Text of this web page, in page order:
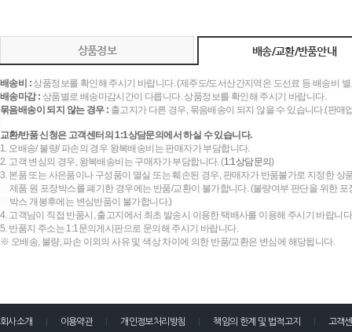
상품정보 배송/교환/반품안내
배송비 :상품정보를 확인해 주시기 바랍니다. (제주도/도서산간지역은 도선료 등 배송비
배송마감 : 상품별로 배송마감시간이 다릅니다. 상품정보를 확인해 주시기 바랍니다.
묶음배송이 되지 않는 경우 : 출고지가 다른 경우, 묶음배송이 되지 않을 수 있습니다.(판
교환/반품 신청은 고객센터의 1:1상담문의에서 하실 수 있습니다.
1. 오배송/ 불량/ 파손의 경우 왕복배송비는 판매자가 부담합니다.
2. 고객 변심의 경우, 왕복배송비는 구매자가 부담합니다. (1:1상담문의)
3. 본품 또는 사은품이나 구성품이 멸실 또는 훼손된 경우, 판매자가 반품불가로 지정한 상
제품 원 포장박스를 폐기한 경우에는 반품/교환이 불가합니다. (불량여부 판단을 위한
박스 개봉후에는 변심반품이 불가합니다.)
4. 고객님이 직접 반품시, 출고지에서 최초 발송시 이용한 택배사를 이용해 주시기 바랍니
5. 반품지 주소는 1:1문의게시판으로 문의해 주시기 바랍니다.
※ 오배송, 불량, 파손 이외의 사유 및 색상 차이에 의한 반품/교환은 변심에 해당됩니다.
회사소개 이용약관 개인정보처리방침 책임의 한계 및 법적고지 고객